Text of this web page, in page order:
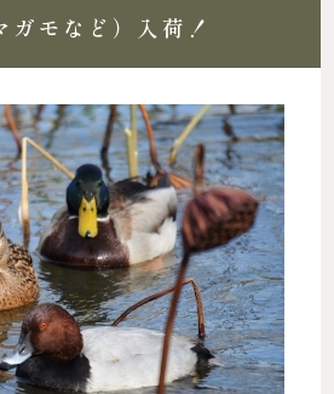
ガモなど）入荷！